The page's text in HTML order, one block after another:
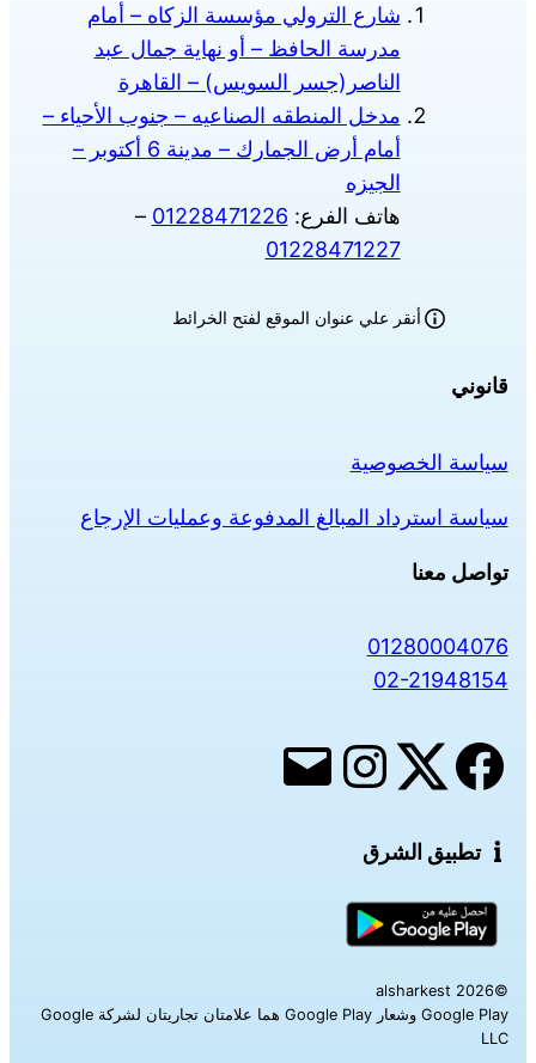
شارع الترولي مؤسسة الزكاه – أمام
مدرسة الحافظ – أو نهاية جمال عبد
الناصر(جسر السويس) – القاهرة
مدخل المنطقه الصناعيه – جنوب الأحياء –
أمام أرض الجمارك – مدينة 6 أكتوبر –
الجيزه
هاتف الفرع: 01228471226
–
01228471227
أنقر علي عنوان الموقع لفتح الخرائط
قانوني
سياسة الخصوصية
سياسة استرداد المبالغ المدفوعة وعمليات الإرجاع
تواصل معنا
01280004076
02-21948154
تطبيق الشرق
©alsharkest 2026
Google Play وشعار Google Play هما علامتان تجاريتان لشركة Google
LLC‎